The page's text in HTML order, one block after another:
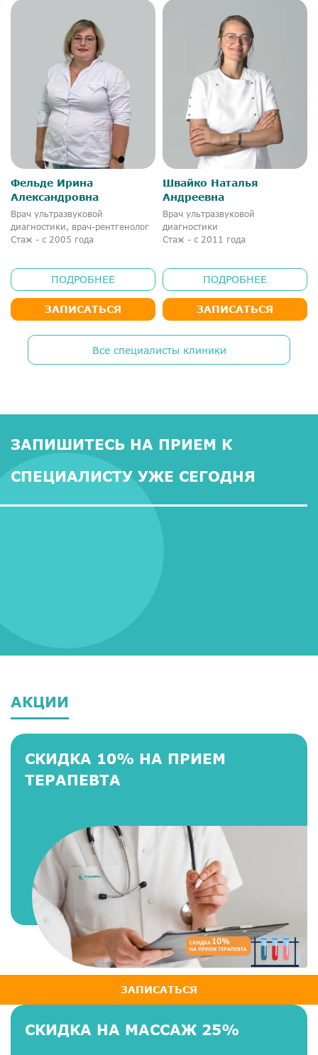
Фельде Ирина
Александровна
Врач ультразвуковой
диагностики, врач-рентгенолог
Стаж - с 2005 года
ПОДРОБНЕЕ
ЗАПИСАТЬСЯ
Швайко Наталья
Андреевна
Врач ультразвуковой
диагностики
Стаж - с 2011 года
ПОДРОБНЕЕ
ЗАПИСАТЬСЯ
Все специалисты клиники
ЗАПИШИТЕСЬ НА ПРИЕМ К
СПЕЦИАЛИСТУ УЖЕ СЕГОДНЯ
АКЦИИ
СКИДКА 10% НА ПРИЕМ
ТЕРАПЕВТА
ЗАПИСАТЬСЯ
СКИДКА НА МАССАЖ 25%